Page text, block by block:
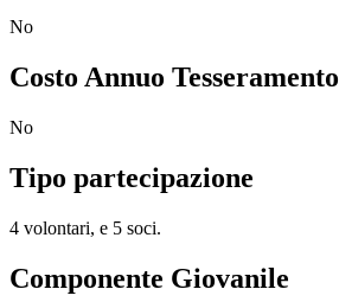
No
Costo Annuo Tesseramento
No
Tipo partecipazione
4 volontari, e 5 soci.
Componente Giovanile